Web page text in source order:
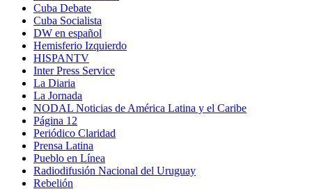
Cuba Debate
Cuba Socialista
DW en español
Hemisferio Izquierdo
HISPANTV
Inter Press Service
La Diaria
La Jornada
NODAL Noticias de América Latina y el Caribe
Página 12
Periódico Claridad
Prensa Latina
Pueblo en Línea
Radiodifusión Nacional del Uruguay
Rebelión